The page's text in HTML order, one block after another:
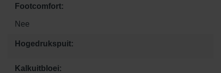
Footcomfort:
Nee
Hogedrukspuit:
Kalkuitbloei: